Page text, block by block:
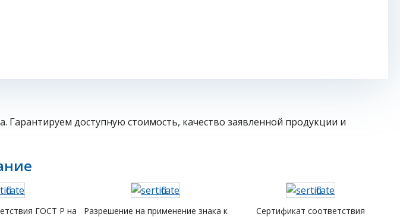
доступную стоимость, качество заявленной продукции и
ГОСТ Р на
Разрешение на применение знака к
Сертификат соответствия